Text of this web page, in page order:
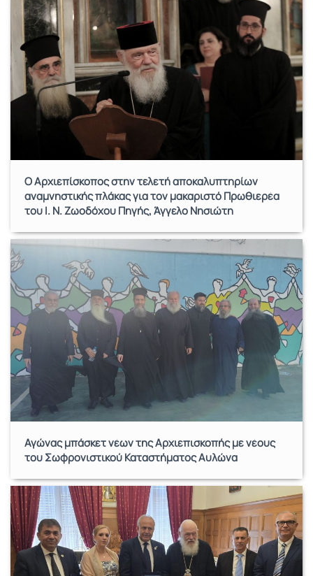
Ο Αρχιεπίσκοπος στην τελετή αποκαλυπτηρίων
αναμνηστικής πλάκας για τον μακαριστό Πρωθιερέα
του Ι. Ν. Ζωοδόχου Πηγής, Άγγελο Νησιώτη
Αγώνας μπάσκετ νέων της Αρχιεπισκοπής με νέους
του Σωφρονιστικού Καταστήματος Αυλώνα